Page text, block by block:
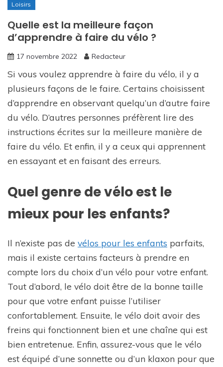
Loisirs
Quelle est la meilleure façon
d’apprendre à faire du vélo ?
17 novembre 2022 Redacteur
Si vous voulez apprendre à faire du vélo, il y a
plusieurs façons de le faire. Certains choisissent
d’apprendre en observant quelqu’un d’autre faire
du vélo. D’autres personnes préfèrent lire des
instructions écrites sur la meilleure manière de
faire du vélo. Et enfin, il y a ceux qui apprennent
en essayant et en faisant des erreurs.
Quel genre de vélo est le
mieux pour les enfants?
Il n’existe pas de vélos pour les enfants parfaits,
mais il existe certains facteurs à prendre en
compte lors du choix d’un vélo pour votre enfant.
Tout d’abord, le vélo doit être de la bonne taille
pour que votre enfant puisse l’utiliser
confortablement. Ensuite, le vélo doit avoir des
freins qui fonctionnent bien et une chaîne qui est
bien entretenue. Enfin, assurez-vous que le vélo
est équipé d’une sonnette ou d’un klaxon pour que